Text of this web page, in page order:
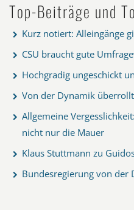
Top-Beiträge und
Kurz notiert: Alleingänge
CSU braucht gute
Hochgradig ungeschickt
Von der Dynamik überrollt
Allgemeine
nicht nur die Mauer
Klaus Stuttmann zu
Bundesregierung von der